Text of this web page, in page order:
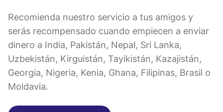
Recomienda nuestro servicio a tus amigos y
serás recompensado cuando empiecen a enviar
dinero a India, Pakistán, Nepal, Sri Lanka,
Uzbekistán, Kirguistán, Tayikistán, Kazajistán,
Georgia, Nigeria, Kenia, Ghana, Filipinas, Brasil o
Moldavia.